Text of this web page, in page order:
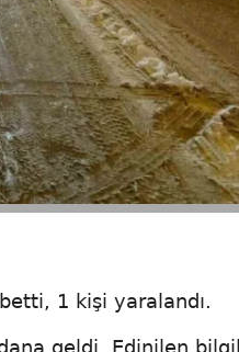
1 kişi yaralandı.
geldi. Edinilen